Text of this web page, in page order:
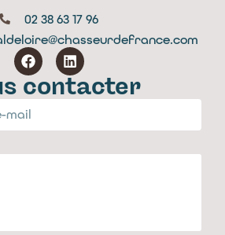
02 38 63 17 96
contacter